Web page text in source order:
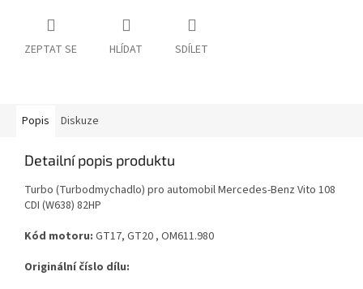
ZEPTAT SE HLÍDAT SDÍLET
Popis Diskuze
Detailní popis produktu
Turbo (Turbodmychadlo) pro automobil Mercedes-Benz Vito 108
CDI (W638) 82HP
Kód motoru: GT17, GT20 , OM611.980
Originální číslo dílu: